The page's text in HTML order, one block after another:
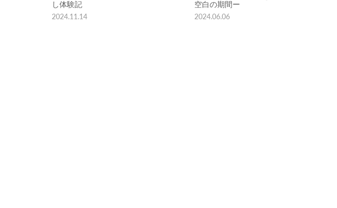
し体験記
2024.11.14
空白の期間ー
2024.06.06